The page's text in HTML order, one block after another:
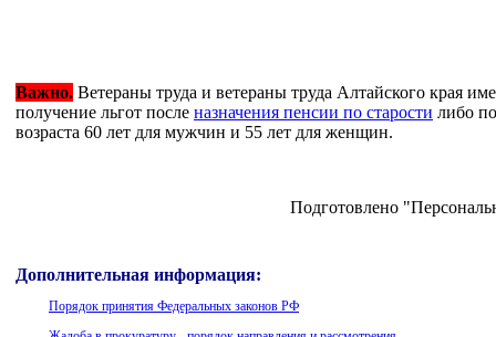
Важно. Ветераны труда и ветераны труда Алтайского края
получение льгот после назначения пенсии по старости либо
возраста 60 лет для мужчин и 55 лет для женщин.
Подготовлено
Дополнительная информация:
Порядок принятия Федеральных законов РФ